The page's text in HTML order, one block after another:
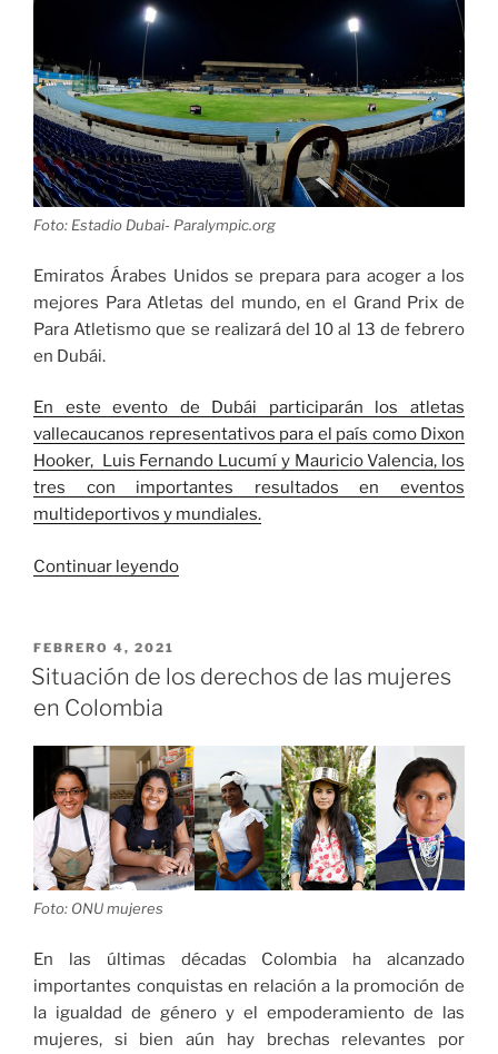
Foto: Estadio Dubai- Paralympic.org
Emiratos Árabes Unidos se prepara para acoger a los
mejores Para Atletas del mundo, en el Grand Prix de
Para Atletismo que se realizará del 10 al 13 de febrero
en Dubái.
En este evento de Dubái participarán los atletas
vallecaucanos representativos para el país como Dixon
Hooker, Luis Fernando Lucumí y Mauricio Valencia, los
tres con importantes resultados en eventos
multideportivos y mundiales.
Continuar leyendo«Para
presentes
Grand
Prix
de
Para
Atletismo
en
PUBLICADO
EL
FEBRERO 4, 2021
Situación de los derechos de las mujeres
en Colombia
Foto: ONU mujeres
En las últimas décadas Colombia ha alcanzado
importantes conquistas en relación a la promoción de
la igualdad de género y el empoderamiento de las
mujeres, si bien aún hay brechas relevantes por